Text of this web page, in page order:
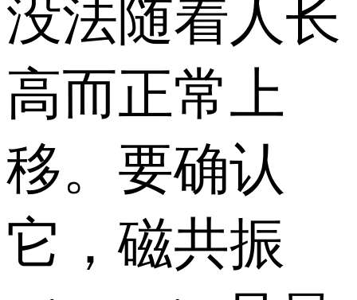
没法随着人长
高而正常上
移。要确认
它，磁共振